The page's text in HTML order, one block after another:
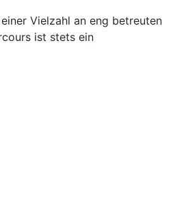
Vielzahl an eng betreuten
ist stets ein